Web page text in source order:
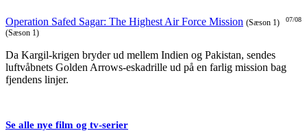
07/08
Operation Safed Sagar: The Highest Air Force Mission (Sæson 1)
(Sæson 1)
Da Kargil-krigen bryder ud mellem Indien og Pakistan, sendes
luftvåbnets Golden Arrows-eskadrille ud på en farlig mission bag
fjendens linjer.
Se alle nye film og tv-serier